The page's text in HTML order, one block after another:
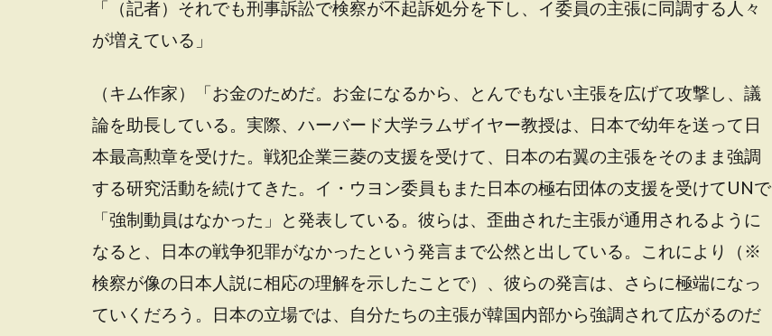
「（記者）それでも刑事訴訟で検察が不起訴処分を下し、イ委員の主張に同調する人々
が増えている」
（キム作家）「お金のためだ。お金になるから、とんでもない主張を広げて攻撃し、議
論を助長している。実際、ハーバード大学ラムザイヤー教授は、日本で幼年を送って日
本最高勲章を受けた。戦犯企業三菱の支援を受けて、日本の右翼の主張をそのまま強調
する研究活動を続けてきた。イ・ウヨン委員もまた日本の極右団体の支援を受けてUNで
「強制動員はなかった」と発表している。彼らは、歪曲された主張が通用されるように
なると、日本の戦争犯罪がなかったという発言まで公然と出している。これにより（※
検察が像の日本人説に相応の理解を示したことで）、彼らの発言は、さらに極端になっ
ていくだろう。日本の立場では、自分たちの主張が韓国内部から強調されて広がるのだ